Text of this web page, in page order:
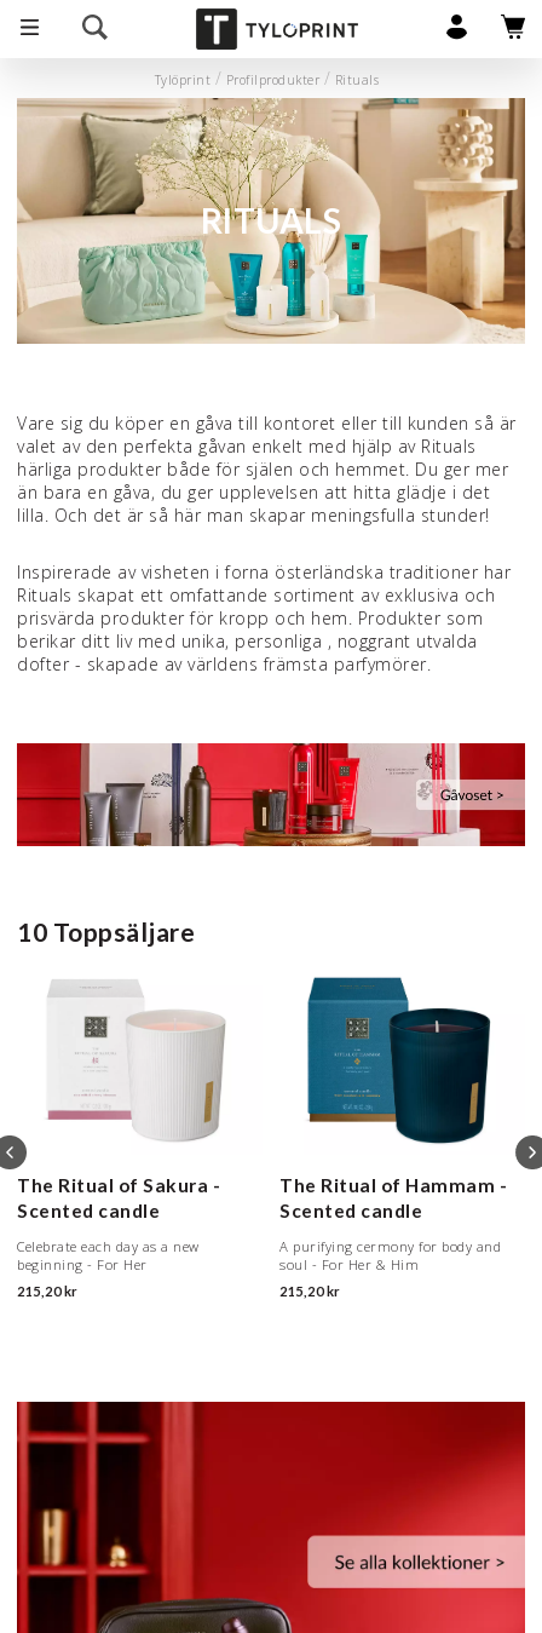
Tylöprint Profilprodukter Rituals
RITUALS
Vare sig du köper en gåva till kontoret eller till kunden så är
valet av den perfekta gåvan enkelt med hjälp av Rituals
härliga produkter både för själen och hemmet. Du ger mer
än bara en gåva, du ger upplevelsen att hitta glädje i det
lilla. Och det är så här man skapar meningsfulla stunder!
Inspirerade av visheten i forna österländska traditioner har
Rituals skapat ett omfattande sortiment av exklusiva och
prisvärda produkter för kropp och hem. Produkter som
berikar ditt liv med unika, personliga , noggrant utvalda
dofter - skapade av världens främsta parfymörer.
10 Toppsäljare
The Ritual of Sakura -
Scented candle
Celebrate each day as a new
beginning - For Her
215,20 kr
The Ritual of Hammam -
Scented candle
A purifying cermony for body and
soul - For Her & Him
215,20 kr